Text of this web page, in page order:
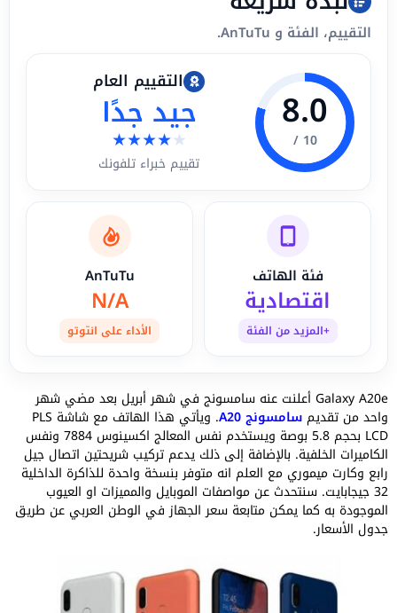
التقييم، الفئة و AnTuTu.
8.0
10 /
التقييم العام
جيد جدًا
★★★★★
تقييم خبراء تلفونك
فئة الهاتف
اقتصادية
+المزيد من الفئة
AnTuTu
N/A
الأداء على انتوتو
Galaxy A20e أعلنت عنه سامسونج في شهر أبريل بعد مضي شهر
واحد من تقديمسامسونج A20 . ويأتي هذا الهاتف مع شاشة PLS
LCD بحجم 5.8 بوصة ويستخدم نفس المعالج اكسينوس 7884 ونفس
الكاميرات الخلفية. بالإضافة إلى ذلك يدعم تركيب شريحتين اتصال جيل
رابع وكارت ميموري مع العلم انه متوفر بنسخة واحدة للذاكرة الداخلية
32 جيجابايت. سنتحدث عن مواصفات الموبايل والمميزات او العيوب
الموجودة به كما يمكن متابعة سعر الجهاز في الوطن العربي عن طريق
جدول الأسعار.